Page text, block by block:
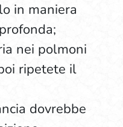
in maniera
nei polmoni
ripetete il
dovrebbe